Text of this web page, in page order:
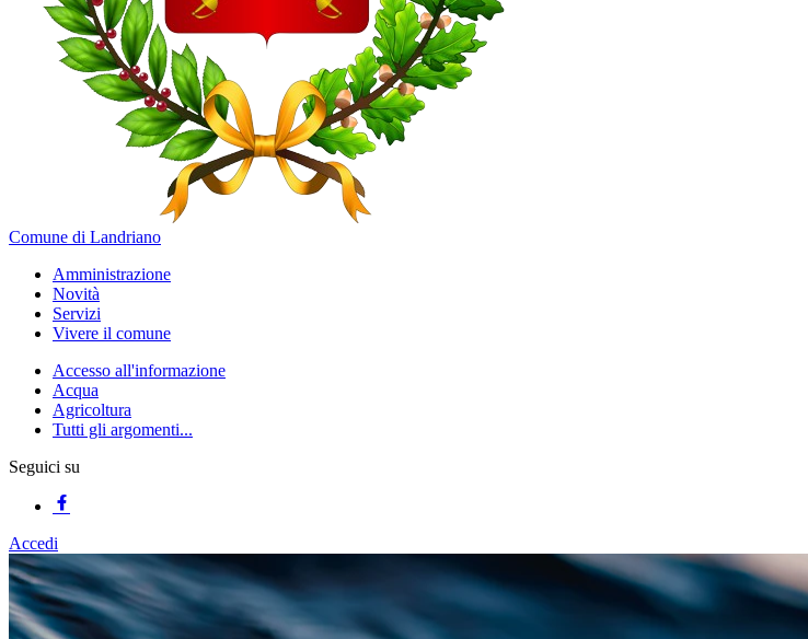
Comune di Landriano
Amministrazione
Novità
Servizi
Vivere il comune
Accesso all'informazione
Acqua
Agricoltura
Tutti gli argomenti...
Seguici su
Accedi